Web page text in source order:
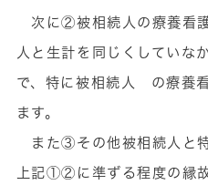
次に②被相続人の療養看
人と生計を同じくしていな
で、特に被相続人 の療養
ます。
また③その他被相続人と特
上記①②に準ずる程度の縁